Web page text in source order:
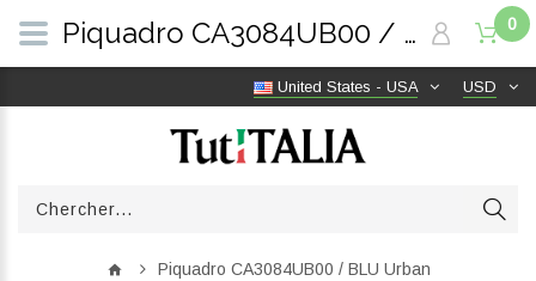
USD
United States - USA
0
Piquadro CA3084UB00 / BLU Urban
Piquadro CA3084UB00 / BLU Urban | TutITALIA